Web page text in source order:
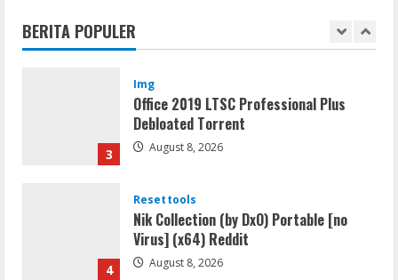
BERITA POPULER
2
3
Img
Office 2019 LTSC Professional Plus
Debloated Tоrrеnt
August 8, 2026
4
Resettools
Nik Collection (by DxO) Portable [no
Virus] (x64) Reddit
August 8, 2026